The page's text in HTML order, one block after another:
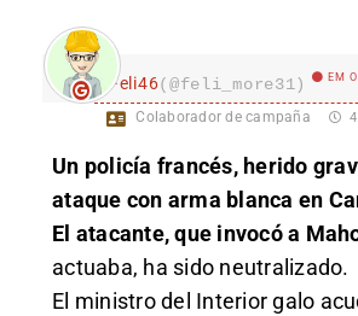
Feli46(@feli_more31) EM
Colaborador de campaña
Un policía francés, herido
ataque con arma blanca en
El atacante, que invocó a
actuaba, ha sido neutralizado.
El ministro del Interior galo